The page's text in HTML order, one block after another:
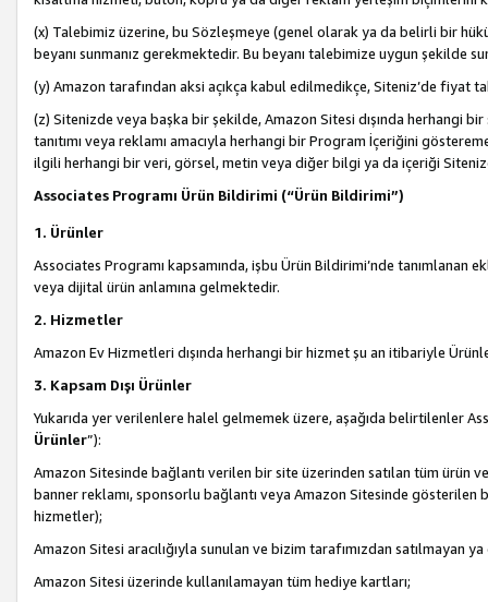
(x) Talebimiz üzerine, bu Sözleşmeye (genel olarak ya da belirli bir
beyanı sunmanız gerekmektedir. Bu beyanı talebimize uygun şekilde
(y) Amazon tarafından aksi açıkça kabul edilmedikçe, Siteniz’de fiyat
(z) Sitenizde veya başka bir şekilde, Amazon Sitesi dışında herhangi
tanıtımı veya reklamı amacıyla herhangi bir Program İçeriğini
ilgili herhangi bir veri, görsel, metin veya diğer bilgi ya da içeriği
Associates Programı Ürün Bildirimi (“Ürün Bildirimi”)
1. Ürünler
Associates Programı kapsamında, işbu Ürün Bildirimi’nde
veya dijital ürün anlamına gelmektedir.
2. Hizmetler
Amazon Ev Hizmetleri dışında herhangi bir hizmet şu an itibariyle
3. Kapsam Dışı Ürünler
Yukarıda yer verilenlere halel gelmemek üzere, aşağıda belirtilenler
Ürünler”):
Amazon Sitesinde bağlantı verilen bir site üzerinden satılan tüm ürün
banner reklamı, sponsorlu bağlantı veya Amazon Sitesinde gösterilen
hizmetler);
Amazon Sitesi aracılığıyla sunulan ve bizim tarafımızdan satılmayan
Amazon Sitesi üzerinde kullanılamayan tüm hediye kartları;